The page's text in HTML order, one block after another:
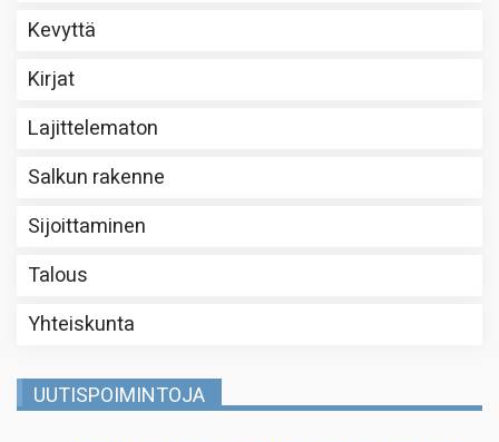
Kevyttä
Kirjat
Lajittelematon
Salkun rakenne
Sijoittaminen
Talous
Yhteiskunta
UUTISPOIMINTOJA